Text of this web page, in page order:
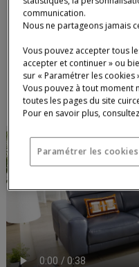
magasin).
Quantité
communication.
Nous ne partageons jamais
Vous pouvez accepter tous
accepter et continuer » ou
sur « Paramétrer les cookies
Vous pouvez à tout moment
toutes les pages du site
Pour en savoir plus,
Paramétrer les cookies